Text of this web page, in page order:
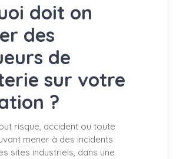
doit on
des
de
sur votre
?
risque, accident ou toute
mener à des incidents
sites industriels, dans une